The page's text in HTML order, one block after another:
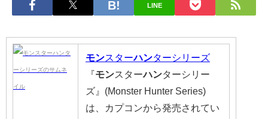
LINE
モンスターハンターシリーズ
『モンスターハンターシリー
ズ』(Monster Hunter Series)
は、カプコンから発売されてい